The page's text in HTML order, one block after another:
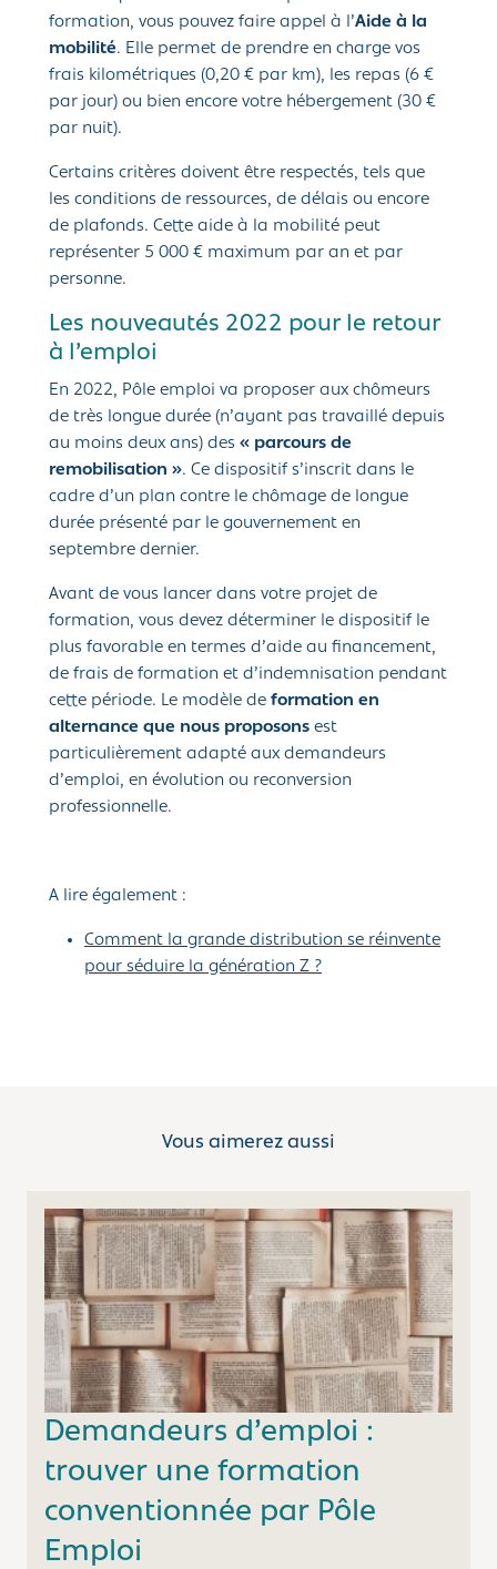
formation, vous pouvez faire appel à l’Aide à la
mobilité. Elle permet de prendre en charge vos
frais kilométriques (0,20 € par km), les repas (6 €
par jour) ou bien encore votre hébergement (30 €
par nuit).
Certains critères doivent être respectés, tels que
les conditions de ressources, de délais ou encore
de plafonds. Cette aide à la mobilité peut
représenter 5 000 € maximum par an et par
personne.
Les nouveautés 2022 pour le retour
à l’emploi
En 2022, Pôle emploi va proposer aux chômeurs
de très longue durée (n’ayant pas travaillé depuis
au moins deux ans) des « parcours de
remobilisation ». Ce dispositif s’inscrit dans le
cadre d’un plan contre le chômage de longue
durée présenté par le gouvernement en
septembre dernier.
Avant de vous lancer dans votre projet de
formation, vous devez déterminer le dispositif le
plus favorable en termes d’aide au financement,
de frais de formation et d’indemnisation pendant
cette période. Le modèle de formation en
alternance que nous proposons est
particulièrement adapté aux demandeurs
d’emploi, en évolution ou reconversion
professionnelle.
A lire également :
Comment la grande distribution se réinvente
pour séduire la génération Z ?
Vous aimerez aussi
Demandeurs d’emploi :
trouver une formation
conventionnée par Pôle
Emploi